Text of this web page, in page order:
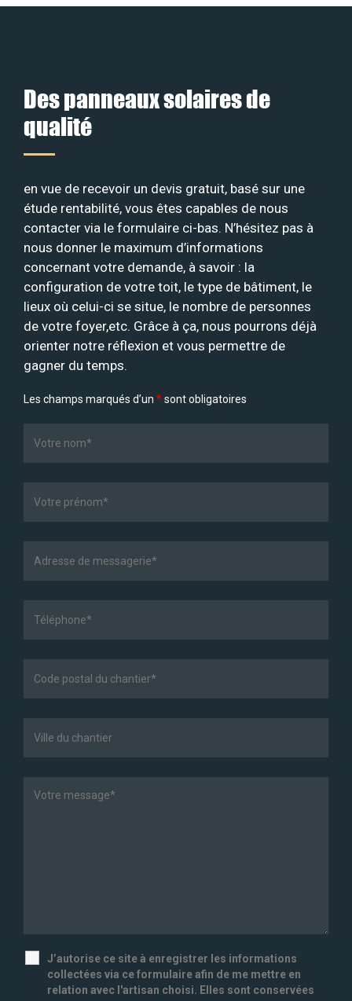
Des panneaux solaires de
qualité
en vue de recevoir un devis gratuit, basé sur une
étude rentabilité, vous êtes capables de nous
contacter via le formulaire ci-bas. N’hésitez pas à
nous donner le maximum d’informations
concernant votre demande, à savoir : la
configuration de votre toit, le type de bâtiment, le
lieux où celui-ci se situe, le nombre de personnes
de votre foyer,etc. Grâce à ça, nous pourrons déjà
orienter notre réflexion et vous permettre de
gagner du temps.
Les champs marqués d’un *sont obligatoires
J’autorise ce site à enregistrer les informations
collectées via ce formulaire afin de me mettre en
relation avec l'artisan choisi. Elles sont conservées